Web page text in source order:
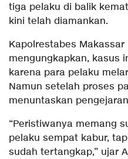
tiga pelaku di balik
kini telah diamankan.
Kapolrestabes
mengungkapkan, kasus
karena para pelaku
Namun setelah proses
menuntaskan
“Peristiwanya memang
pelaku sempat kabur,
sudah tertangkap,” ujar